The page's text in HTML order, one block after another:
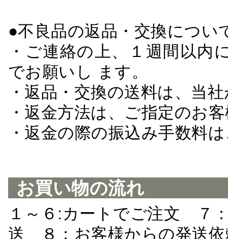
●不良品の返品・交換につい
・ご連絡の上、１週間以
でお願いし ます。
・返品・交換の送料は、当
・返金方法は、ご指定のお
・返金の際の振込み手数料
お買い物の流れ
１～６:カートでご注文 ７
送 ８：お客様からの発送